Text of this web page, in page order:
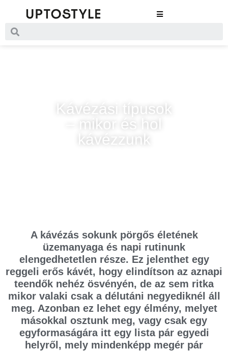
Kávézási típusok
– mikor és hol
kávézzunk
A kávézás sokunk pörgős életének
üzemanyaga és napi rutinunk
elengedhetetlen része. Ez jelenthet egy
reggeli erős kávét, hogy elindítson az aznapi
teendők nehéz ösvényén, de az sem ritka
mikor valaki csak a délutáni negyediknél áll
meg. Azonban ez lehet egy élmény, melyet
másokkal osztunk meg, vagy csak egy
egyformaságára itt egy lista pár egyedi
helyről, mely mindenképp megér pár